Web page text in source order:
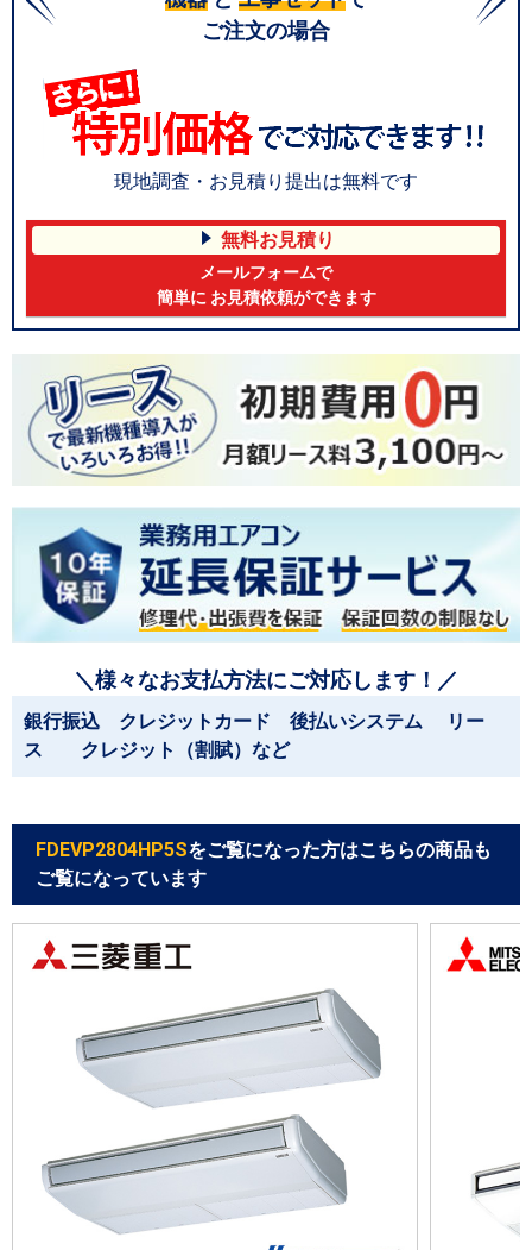
ご注文の場合
現地調査・お見積り提出は無料です
無料お見積り
メールフォームで
簡単に お見積依頼ができます
＼様々なお支払方法にご対応します！／
銀行振込 クレジットカード 後払いシステム リー
ス クレジット（割賦）など
FDEVP2804HP5Sをご覧になった方はこちらの商品も
ご覧になっています